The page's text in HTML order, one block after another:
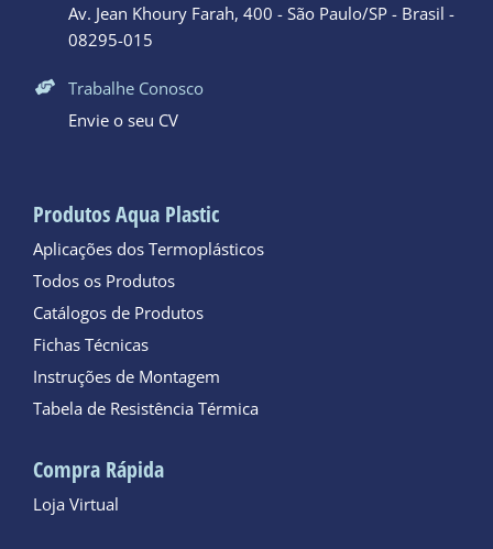
Av. Jean Khoury Farah, 400 - São Paulo/SP - Brasil -
08295-015
Trabalhe Conosco
Envie o seu CV
Produtos Aqua Plastic
Aplicações dos Termoplásticos
Todos os Produtos
Catálogos de Produtos
Fichas Técnicas
Instruções de Montagem
Tabela de Resistência Térmica
Compra Rápida
Loja Virtual